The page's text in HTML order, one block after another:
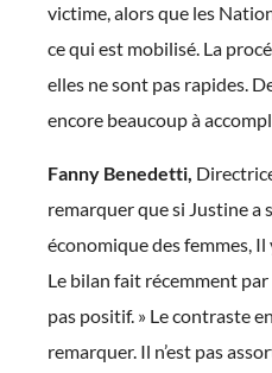
victime, alors que les
ce qui est mobilisé. La
elles ne sont pas rapides.
encore beaucoup à
Fanny Benedetti,
remarquer que si Justine
économique des femmes,
Le bilan fait récemment
pas positif. » Le contraste
remarquer. Il n’est pas